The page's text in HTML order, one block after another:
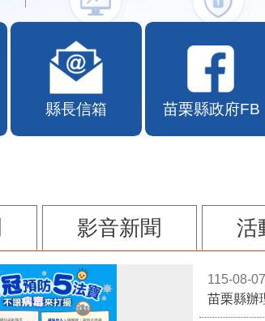
縣長信箱 苗栗縣政府FB
影音新聞 活
115-08-